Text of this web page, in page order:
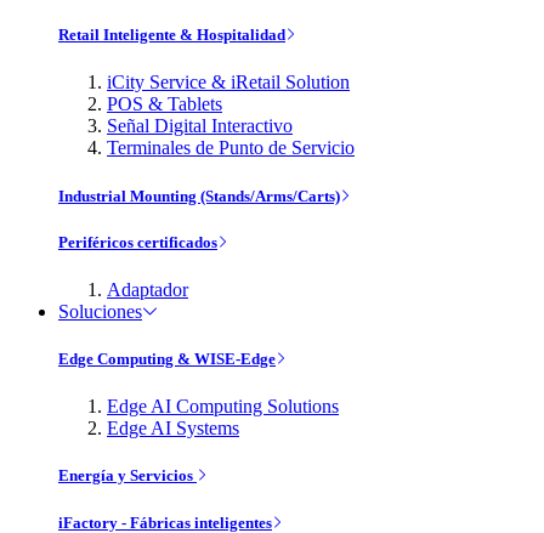
Retail Inteligente & Hospitalidad
iCity Service & iRetail Solution
POS & Tablets
Señal Digital Interactivo
Terminales de Punto de Servicio
Industrial Mounting (Stands/Arms/Carts)
Periféricos certificados
Adaptador
Soluciones
Edge Computing & WISE-Edge
Edge AI Computing Solutions
Edge AI Systems
Energía y Servicios
iFactory - Fábricas inteligentes